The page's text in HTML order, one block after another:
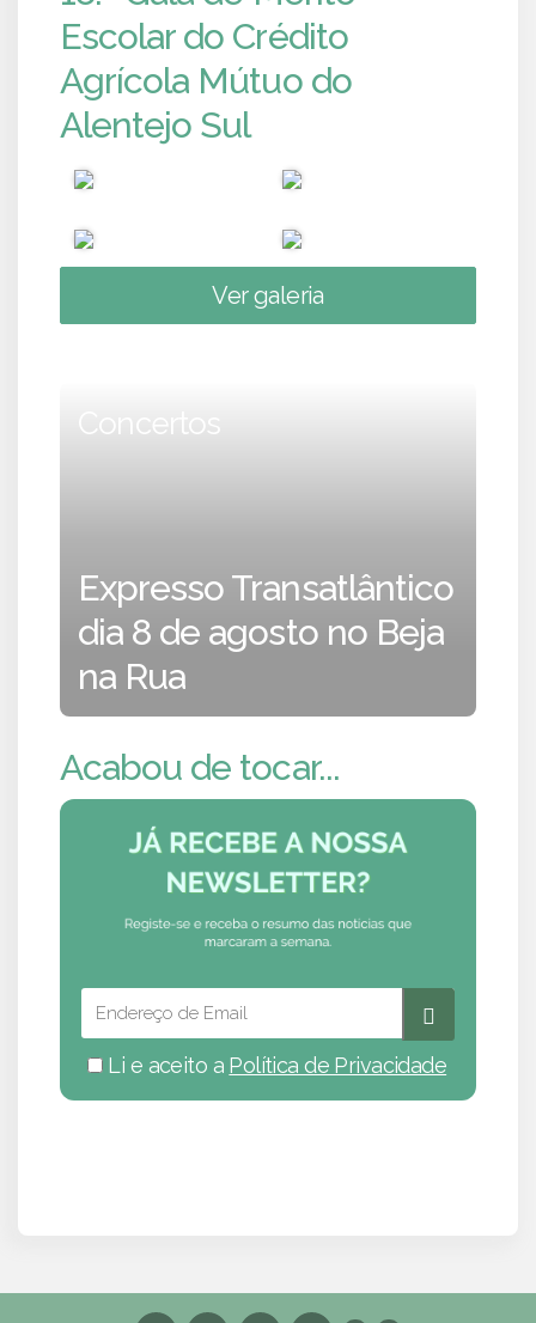
Escolar do Crédito
Agrícola Mútuo do
Alentejo Sul
Ver galeria
Concertos
Expresso Transatlântico
dia 8 de agosto no Beja
na Rua
Acabou de tocar...
Li e aceito a Política de Privacidade